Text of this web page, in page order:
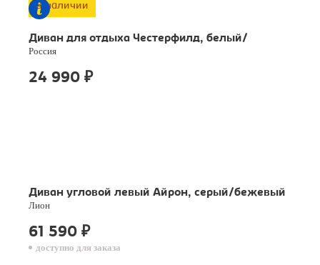
В наличии
Диван для отдыха Честерфилд, белый/
Россия
24 990 ₽
Диван угловой левый Айрон, серый/бежевый
Лион
61 590 ₽
доступно для заказа